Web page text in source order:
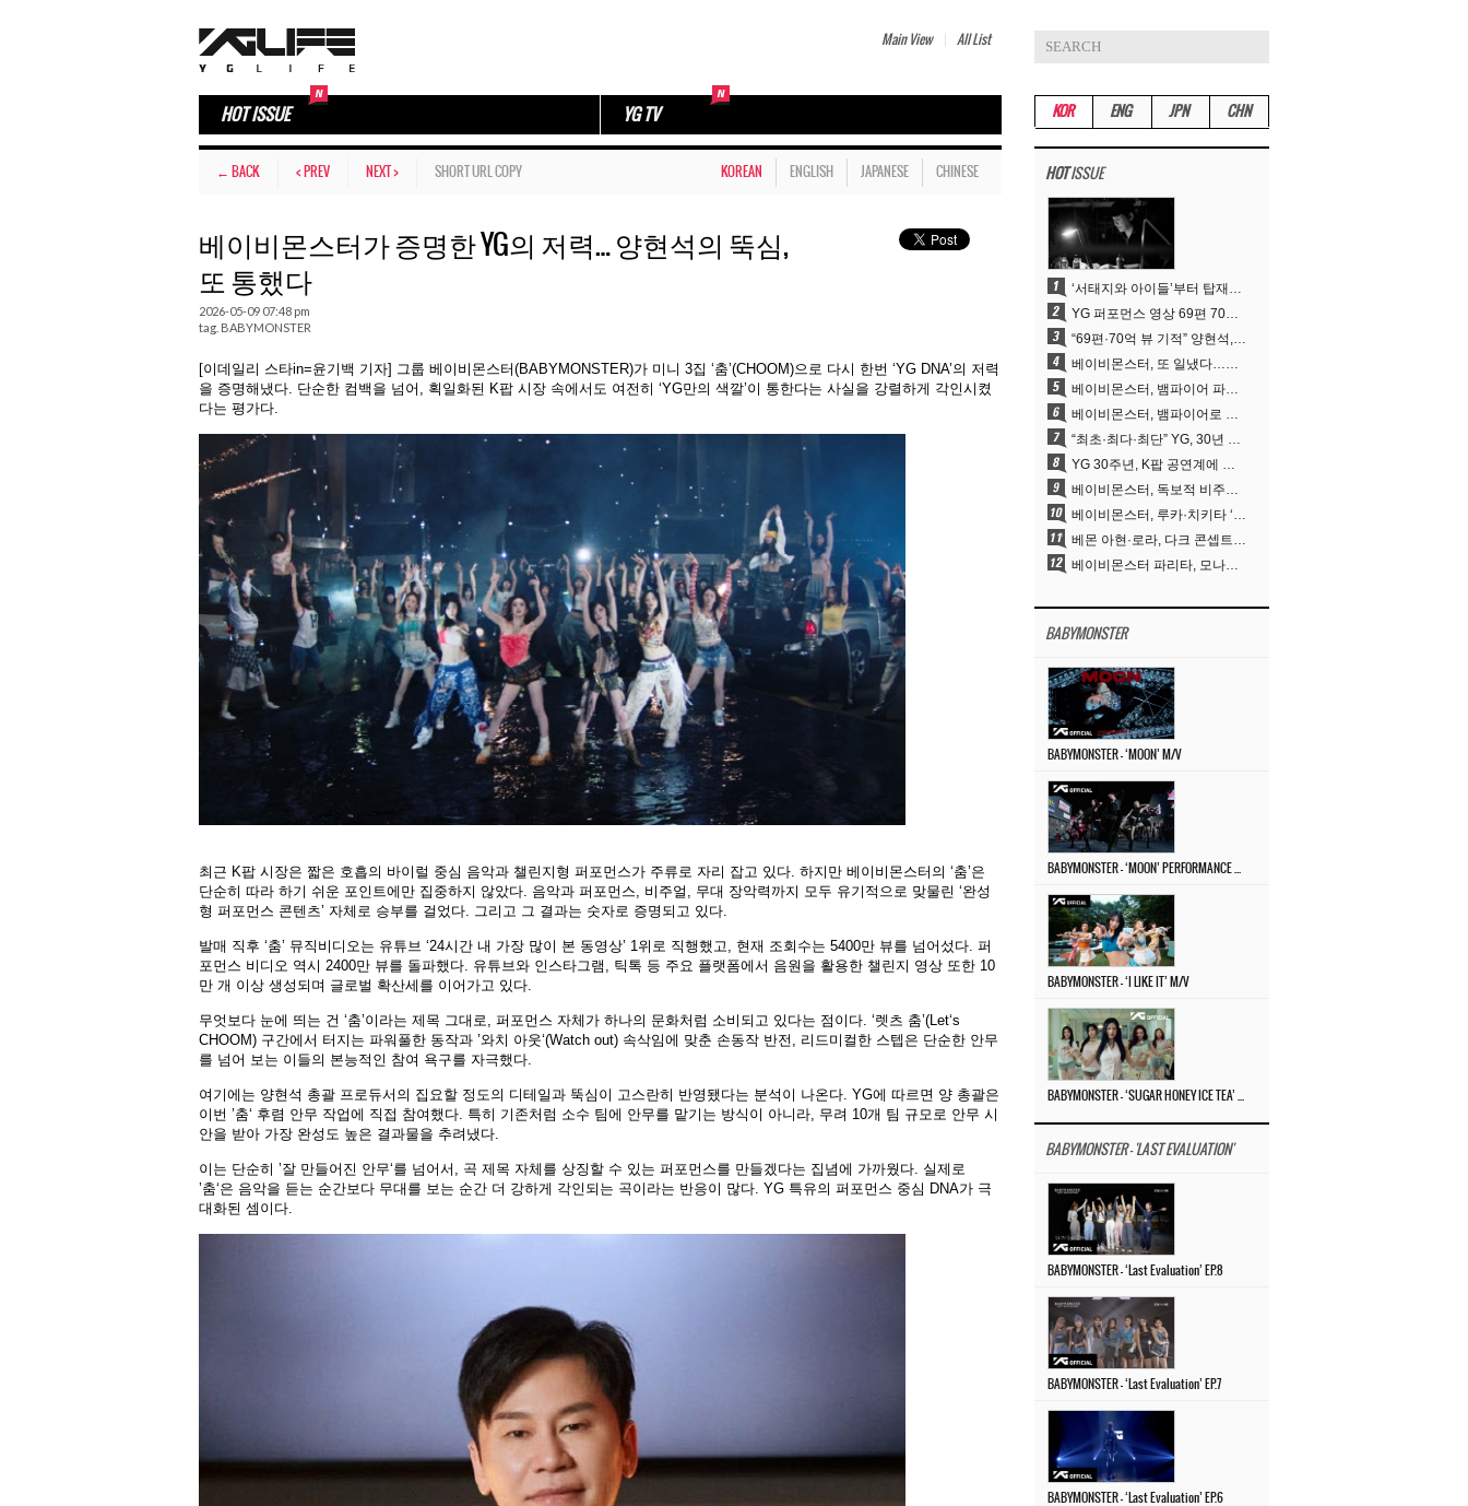
Main View All List
HOT ISSUE YG TV
← BACK < PREV NEXT > SHORT URL COPY KOREAN ENGLISH JAPANESE CHINESE
베이비몬스터가 증명한 YG의 저력… 양현석의 뚝심,
또 통했다
2026-05-09 07:48 pm
tag. BABYMONSTER
[이데일리 스타in=윤기백 기자] 그룹 베이비몬스터(BABYMONSTER)가 미니 3집 ‘춤’(CHOOM)으로 다시 한번 ‘YG DNA’의 저력
을 증명해냈다. 단순한 컴백을 넘어, 획일화된 K팝 시장 속에서도 여전히 ‘YG만의 색깔’이 통한다는 사실을 강렬하게 각인시켰
다는 평가다.
최근 K팝 시장은 짧은 호흡의 바이럴 중심 음악과 챌린지형 퍼포먼스가 주류로 자리 잡고 있다. 하지만 베이비몬스터의 ‘춤’은
단순히 따라 하기 쉬운 포인트에만 집중하지 않았다. 음악과 퍼포먼스, 비주얼, 무대 장악력까지 모두 유기적으로 맞물린 ‘완성
형 퍼포먼스 콘텐츠’ 자체로 승부를 걸었다. 그리고 그 결과는 숫자로 증명되고 있다.
발매 직후 ‘춤’ 뮤직비디오는 유튜브 ‘24시간 내 가장 많이 본 동영상’ 1위로 직행했고, 현재 조회수는 5400만 뷰를 넘어섰다. 퍼
포먼스 비디오 역시 2400만 뷰를 돌파했다. 유튜브와 인스타그램, 틱톡 등 주요 플랫폼에서 음원을 활용한 챌린지 영상 또한 10
만 개 이상 생성되며 글로벌 확산세를 이어가고 있다.
무엇보다 눈에 띄는 건 ‘춤’이라는 제목 그대로, 퍼포먼스 자체가 하나의 문화처럼 소비되고 있다는 점이다. ‘렛츠 춤’(Let‘s
CHOOM) 구간에서 터지는 파워풀한 동작과 ’와치 아웃‘(Watch out) 속삭임에 맞춘 손동작 반전, 리드미컬한 스텝은 단순한 안무
를 넘어 보는 이들의 본능적인 참여 욕구를 자극했다.
여기에는 양현석 총괄 프로듀서의 집요할 정도의 디테일과 뚝심이 고스란히 반영됐다는 분석이 나온다. YG에 따르면 양 총괄은
이번 ’춤‘ 후렴 안무 작업에 직접 참여했다. 특히 기존처럼 소수 팀에 안무를 맡기는 방식이 아니라, 무려 10개 팀 규모로 안무 시
안을 받아 가장 완성도 높은 결과물을 추려냈다.
이는 단순히 ’잘 만들어진 안무‘를 넘어서, 곡 제목 자체를 상징할 수 있는 퍼포먼스를 만들겠다는 집념에 가까웠다. 실제로
’춤‘은 음악을 듣는 순간보다 무대를 보는 순간 더 강하게 각인되는 곡이라는 반응이 많다. YG 특유의 퍼포먼스 중심 DNA가 극
대화된 셈이다.
KOR ENG JPN CHN
HOTISSUE
‘서태지와 아이들’부터 탑재한 안무DNA…양현석, YG 퍼포먼스 비디오 70억 뷰 신화의 시작
YG 퍼포먼스 영상 69편 70억뷰…양현석 제작 철학 통했다
“69편·70억 뷰 기적” 양현석, YG 퍼포먼스 비디오 100% 직접 만든 이유
베이비몬스터, 또 일냈다…유튜브 월드와이드 1위
베이비몬스터, 뱀파이어 파격 변신..유튜브 트렌딩 1위 직행
베이비몬스터, 뱀파이어로 변신…‘MOON’으로 찍은 3개월 프로젝트
“최초·최다·최단” YG, 30년 뚝심이 빚어낸 K팝 투어의 새 지평
YG 30주년, K팝 공연계에 어떤 것을 남겼나
베이비몬스터, 독보적 비주얼과 압도적 소화력..’MOON’
베이비몬스터, 루카·치키타 ‘문’ 비주얼 공개…절제된 카리스마·유니크 비주얼
베몬 아현·로라, 다크 콘셉트 완벽 소화…’문’ 비주얼 포토 공개
베이비몬스터 파리타, 모나리자 눈썹도 완벽 소화‥아사와 강렬 아우라
BABYMONSTER
BABYMONSTER – ‘MOON’ M/V
BABYMONSTER – ‘I LIKE IT’ M/V
BABYMONSTER - 'LAST EVALUATION'
BABYMONSTER – ‘Last Evaluation’ EP.8
BABYMONSTER – ‘Last Evaluation’ EP.7
BABYMONSTER – ‘Last Evaluation’ EP.6